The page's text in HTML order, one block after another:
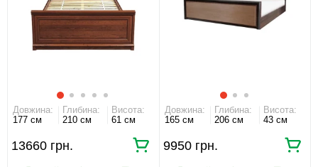
Довжина:
177 см
Глибина:
210 см
Висота:
61 см
13660 грн.
Довжина:
165 см
Глибина:
206 см
Висота:
43 см
9950 грн.